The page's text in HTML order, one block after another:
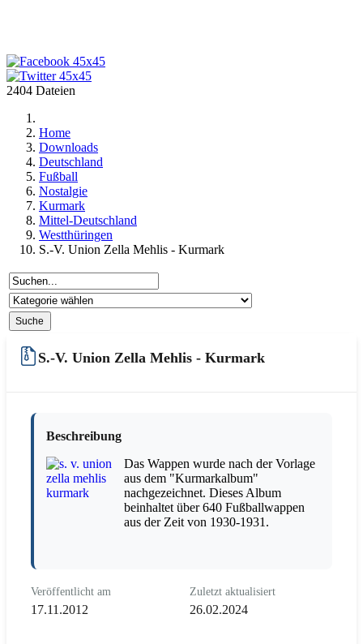
2404 Dateien
Home
Downloads
Deutschland
Fußball
Nostalgie
Kurmark
Mittel-Deutschland
Westthüringen
S.-V. Union Zella Mehlis - Kurmark
S.-V. Union Zella Mehlis - Kurmark
Beschreibung
Das Wappen wurde nach der Vorlage
aus dem "Kurmarkalbum"
nachgezeichnet. Dieses Album
beinhaltet über 640 Fußballwappen
aus der Zeit von 1930-1931.
Veröffentlicht am
17.11.2012
Zuletzt aktualisiert
26.02.2024